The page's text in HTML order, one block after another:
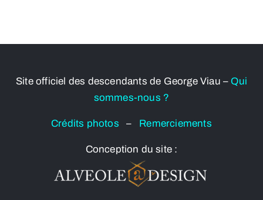
Site officiel des descendants de George Viau – Qui
sommes-nous ?
Crédits photos– Remerciements
Conception du site :